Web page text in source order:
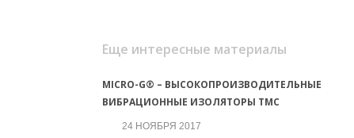
Еще интересные материалы
MICRO-G® – ВЫСОКОПРОИЗВОДИТЕЛЬНЫЕ
ВИБРАЦИОННЫЕ ИЗОЛЯТОРЫ TMC
24 НОЯБРЯ 2017